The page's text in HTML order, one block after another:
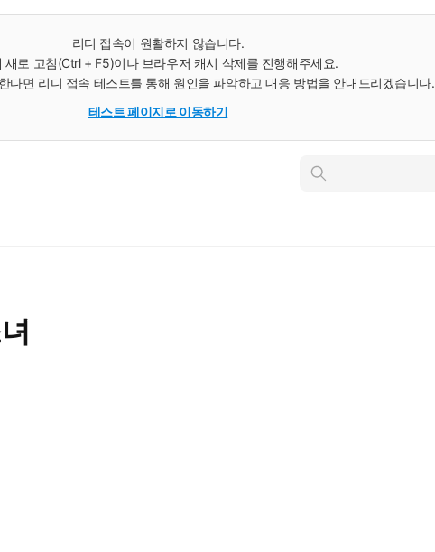
리디 접속이 원활하지 않습니다.
새로 고침(Ctrl + F5)이나 브라우저 캐시 삭제를 진행해주세요.
다면 리디 접속 테스트를 통해 원인을 파악하고 대응 방법을 안내드리겠습니다.
테스트 페이지로 이동하기
인